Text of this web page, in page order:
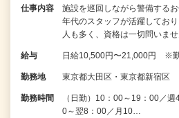
仕事内容
施設を巡回しながら警備する
年代のスタッフが活躍してお
人も多く、資格は一切問いま
給与 日給10,500円〜21,000円 ※
勤務地 東京都大田区・東京都新宿区
勤務時間
（日勤）10：00～19：00／
0～翌8：00／月10…